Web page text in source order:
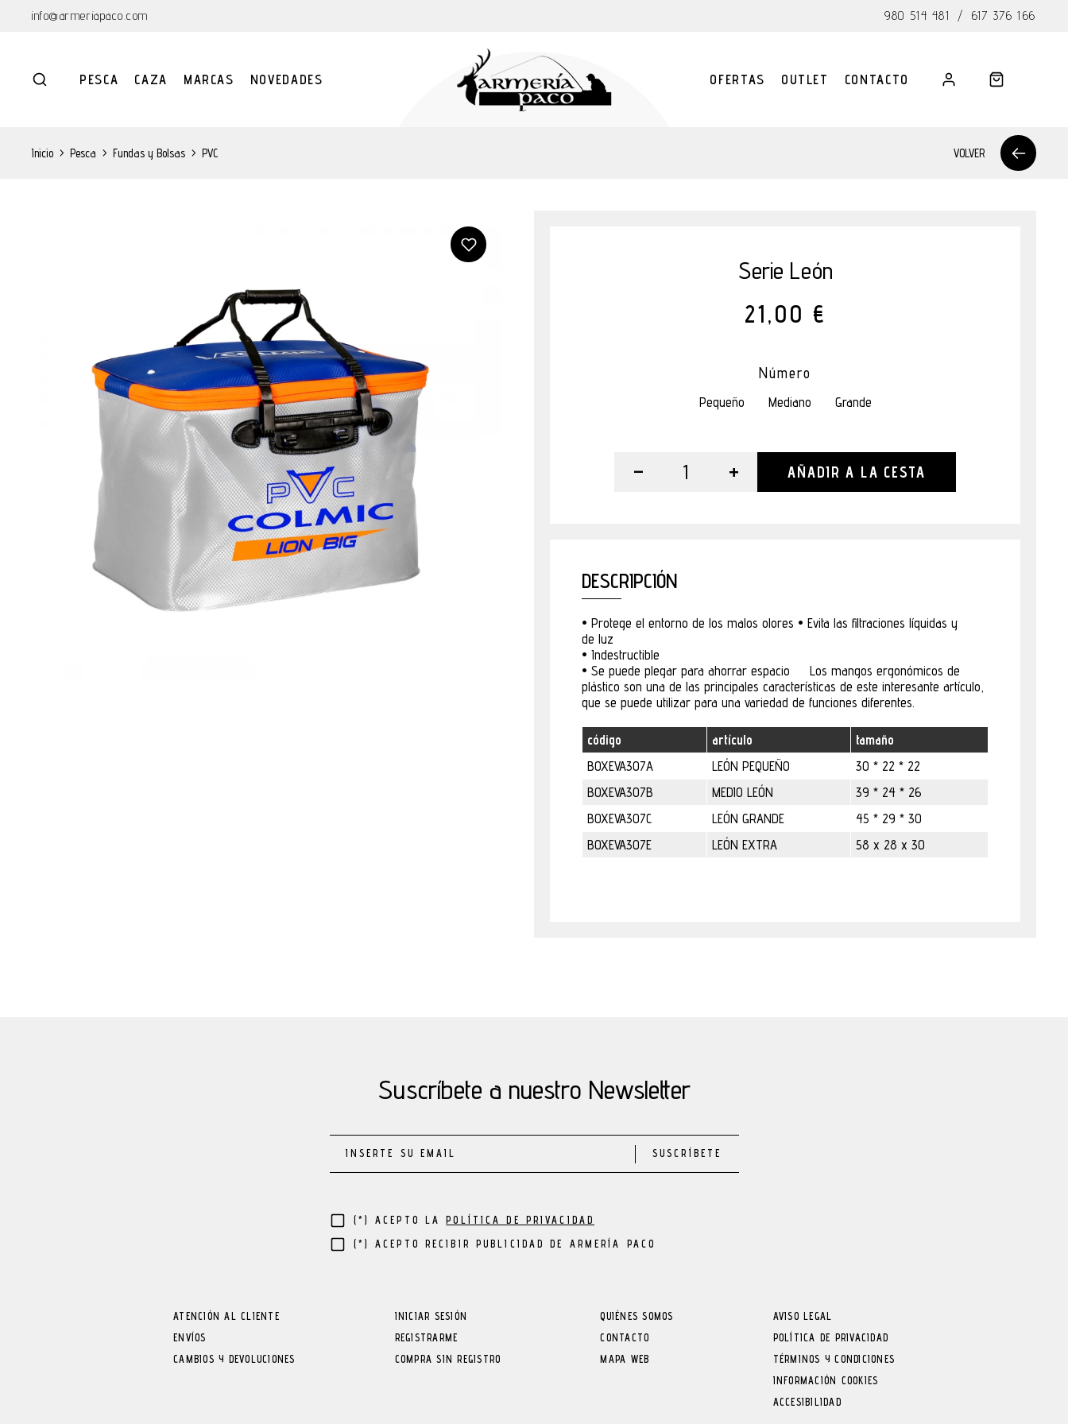
info@armeriapaco.com 980 514 481 / 617 376 166
PESCA CAZA MARCAS NOVEDADES OFERTAS OUTLET CONTACTO
Inicio > Pesca > Fundas y Bolsas > PVC VOLVER
Serie León
21,00 €
Número
Pequeño Mediano Grande
- 1 + AÑADIR A LA CESTA
DESCRIPCIÓN
• Protege el entorno de los malos olores • Evita las filtraciones líquidas y
de luz
• Indestructible
• Se puede plegar para ahorrar espacio Los mangos ergonómicos de
plástico son una de las principales características de este interesante artículo,
que se puede utilizar para una variedad de funciones diferentes.
código artículo
tamaño
BOXEVA307A
LEÓN PEQUEÑO
30 * 22 * 22
BOXEVA307B
MEDIO LEÓN
39 * 24 * 26
BOXEVA307C
LEÓN GRANDE
45 * 29 * 30
BOXEVA307E
LEÓN EXTRA 58 x 28 x 30
Suscríbete a nuestro Newsletter
(*) ACEPTO LA
POLÍTICA DE PRIVACIDAD
(*) ACEPTO RECIBIR PUBLICIDAD DE ARMERÍA PACO
SUSCRÍBETE
ATENCIÓN AL CLIENTE
ENVÍOS
CAMBIOS Y DEVOLUCIONES
INICIAR SESIÓN
REGISTRARME
COMPRA SIN REGISTRO
QUIÉNES SOMOS
CONTACTO
MAPA WEB
AVISO LEGAL
POLÍTICA DE PRIVACIDAD
TÉRMINOS Y CONDICIONES
INFORMACIÓN COOKIES
ACCESIBILIDAD